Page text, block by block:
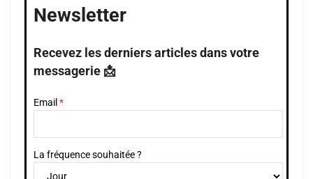
Newsletter
Recevez les derniers articles dans votre
messagerie 📩
Email
La fréquence souhaitée ?